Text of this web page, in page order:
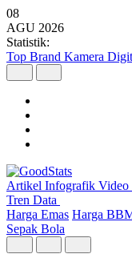
08
AGU 2026
Statistik:
Top Brand Kamera
Artikel Infografik Video
Tren Data
Harga Emas Harga
Sepak Bola